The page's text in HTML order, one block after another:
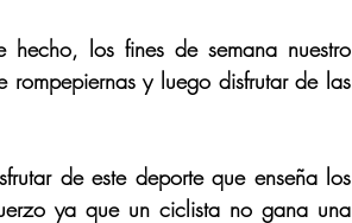
los fines de semana nuestro
rompepiernas y luego disfrutar de las
de este deporte que enseña los
ya que un ciclista no gana una